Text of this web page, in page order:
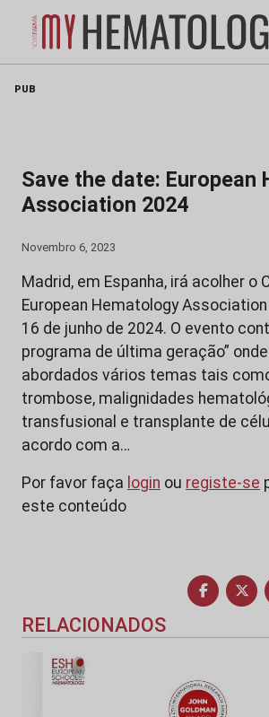
PUB
Save the date: European
Association 2024
Novembro 6, 2023
Madrid, em Espanha, irá acolher o
European Hematology Association
16 de junho de 2024. O evento
programa de última geração”
abordados vários temas tais
trombose, malignidades
transfusional e transplante de
acordo com a…
Por favor faça login ou registe-se
este conteúdo
RELACIONADOS